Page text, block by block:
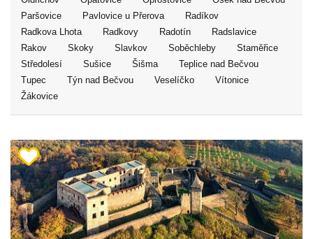
Paršovice
Pavlovice u Přerova
Radíkov
Radkova Lhota
Radkovy Radotín
Radslavice
Rakov
Skoky Slavkov Soběchleby
Staměřice
Středolesí
Sušice Šišma
Teplice nad Bečvou
Tupec
Týn nad Bečvou Veselíčko
Vítonice
Žákovice